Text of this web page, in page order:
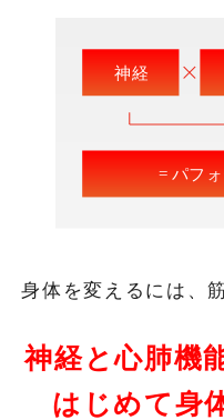
身体を変えるには、
神経と心肺機
はじめて身